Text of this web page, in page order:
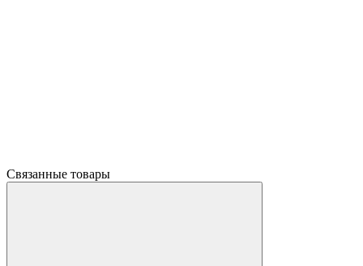
Связанные товары